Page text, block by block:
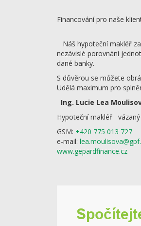
Financování pro naše
Náš hypoteční makléř
nezávislé porovnání
dané banky.
S důvěrou se můžete
Udělá maximum pro
Ing. Lucie Lea
Hypoteční makléř vázaný
GSM: +420 775 013 727
e-mail:
www.gepardfinance.cz